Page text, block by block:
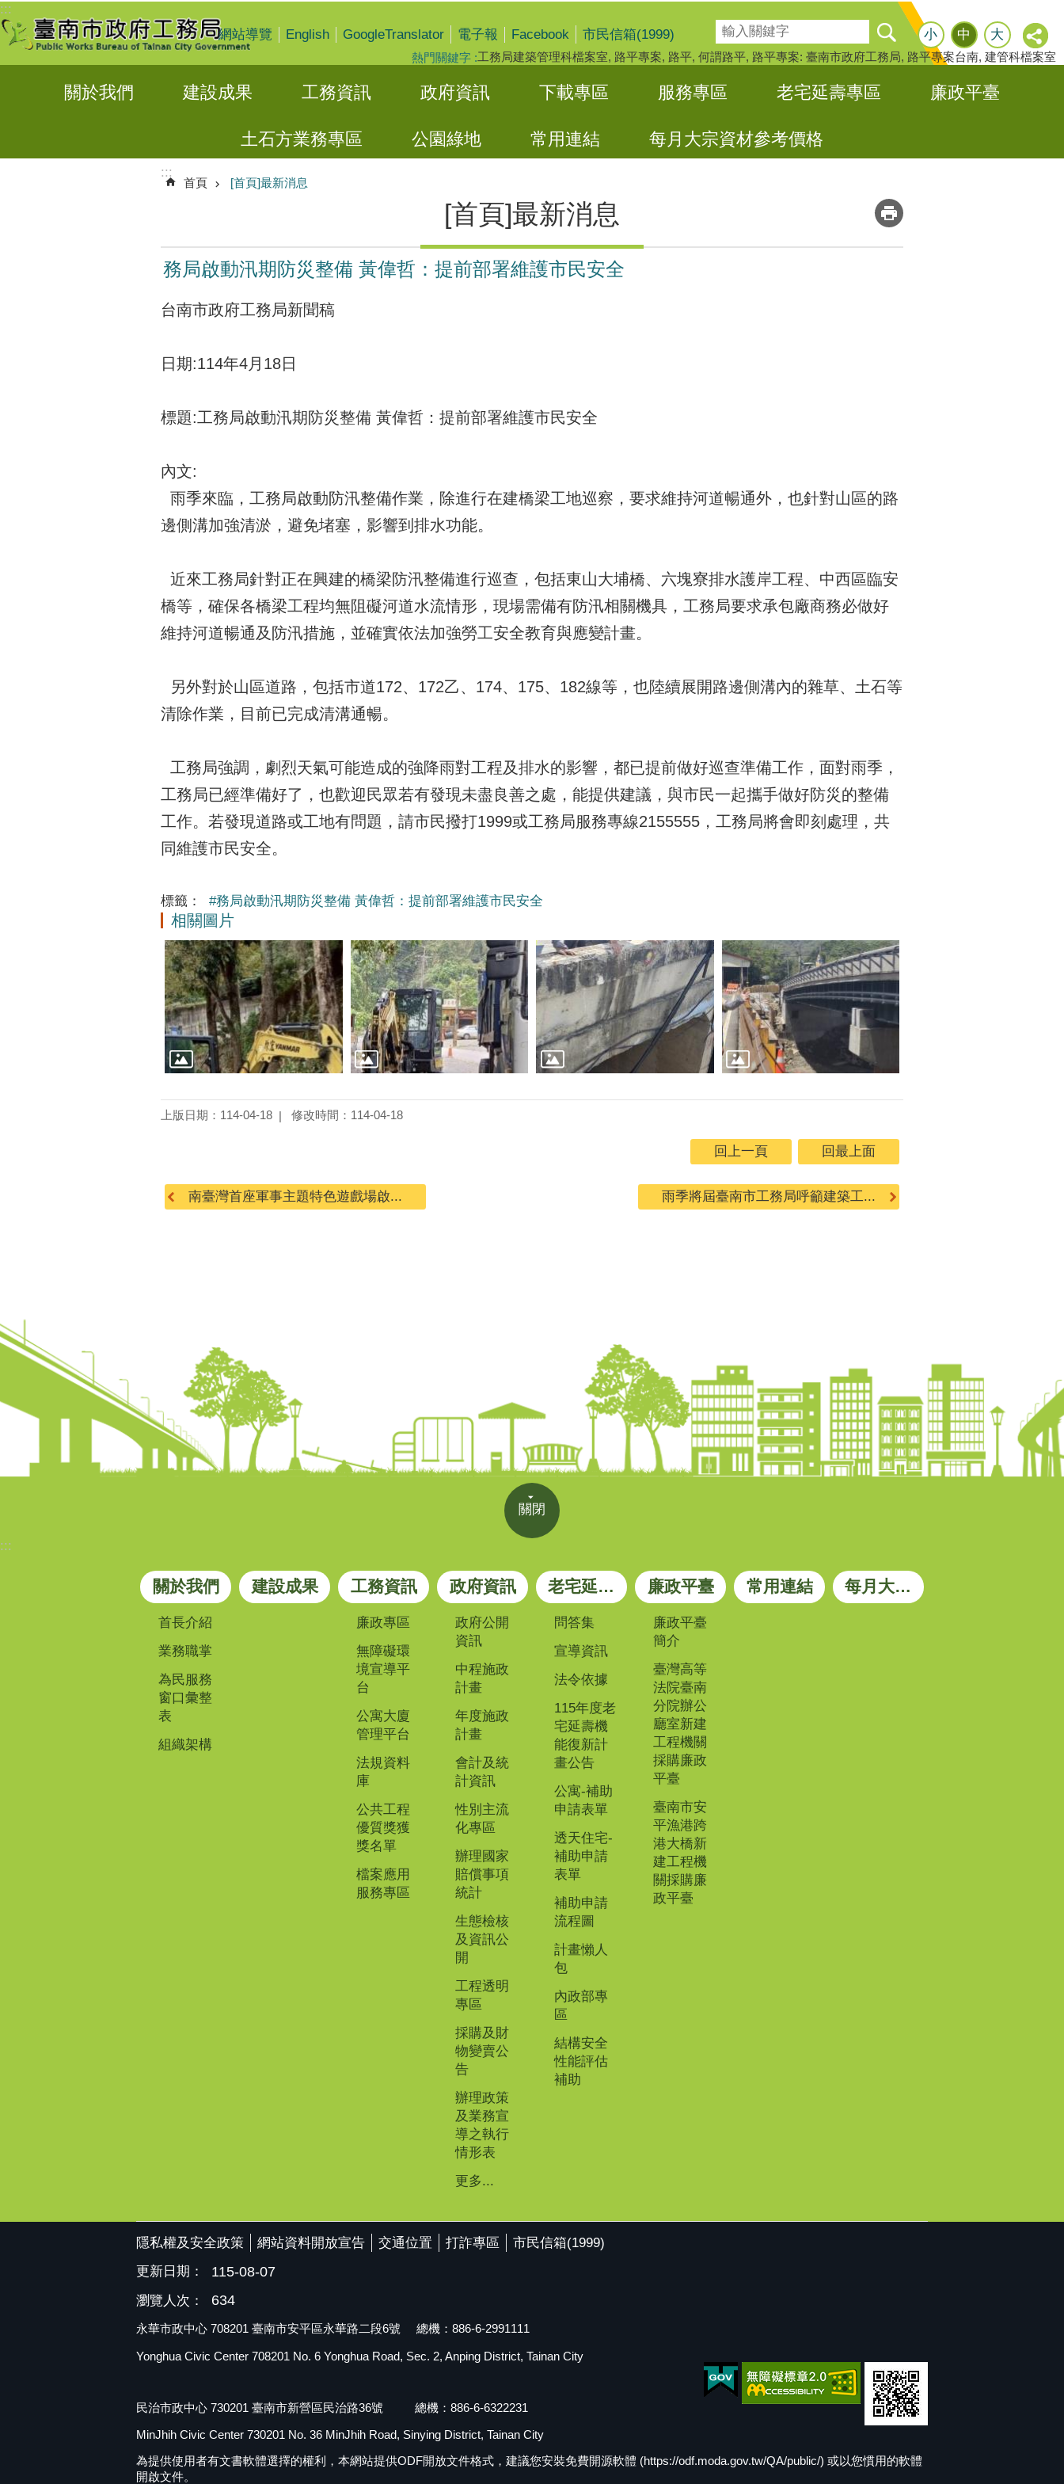
跳到主要內容區塊
:::
網站導覽
English GoogleTranslator 電子報 Facebook 市民信箱(1999)
搜尋
小 中 大
熱門關鍵字 工務局建築管理科檔案室 路平專案 路平 何謂路平 路平專案: 臺南市政府工務局 路平專案台南 建管科檔案室
關於我們 建設成果 工務資訊 政府資訊 下載專區 服務專區 老宅延壽專區 廉政平臺
土石方業務專區 公園綠地 常用連結 每月大宗資材參考價格
:::
首頁 [首頁]最新消息
[首頁]最新消息 _
務局啟動汛期防災整備 黃偉哲：提前部署維護市民安全
台南市政府工務局新聞稿
日期:114年4月18日
標題:工務局啟動汛期防災整備 黃偉哲：提前部署維護市民安全
內文:
雨季來臨，工務局啟動防汛整備作業，除進行在建橋梁工地巡察，要求維持河道暢通外，也針對山區的路
邊側溝加強清淤，避免堵塞，影響到排水功能。
近來工務局針對正在興建的橋梁防汛整備進行巡查，包括東山大埔橋、六塊寮排水護岸工程、中西區臨安
橋等，確保各橋梁工程均無阻礙河道水流情形，現場需備有防汛相關機具，工務局要求承包廠商務必做好
維持河道暢通及防汛措施，並確實依法加強勞工安全教育與應變計畫。
另外對於山區道路，包括市道172、172乙、174、175、182線等，也陸續展開路邊側溝內的雜草、土石等
清除作業，目前已完成清溝通暢。
工務局強調，劇烈天氣可能造成的強降雨對工程及排水的影響，都已提前做好巡查準備工作，面對雨季，
工務局已經準備好了，也歡迎民眾若有發現未盡良善之處，能提供建議，與市民一起攜手做好防災的整備
工作。若發現道路或工地有問題，請市民撥打1999或工務局服務專線2155555，工務局將會即刻處理，共
同維護市民安全。
標籤： #務局啟動汛期防災整備 黃偉哲：提前部署維護市民安全
相關圖片
上版日期：114-04-18 修改時間：114-04-18
回上一頁 回最上面
南臺灣首座軍事主題特色遊戲場啟... 雨季將屆臺南市工務局呼籲建築工...
關閉
:::
關於我們
首長介紹
業務職掌
為民服務
窗口彙整
表
組織架構
建設成果 工務資訊
廉政專區
無障礙環
境宣導平
台
公寓大廈
管理平台
法規資料
庫
公共工程
優質獎獲
獎名單
檔案應用
服務專區
政府資訊
政府公開
資訊
中程施政
計畫
年度施政
計畫
會計及統
計資訊
性別主流
化專區
辦理國家
賠償事項
統計
生態檢核
及資訊公
開
工程透明
專區
採購及財
物變賣公
告
辦理政策
及業務宣
導之執行
情形表
更多...
老宅延壽專區
問答集
宣導資訊
法令依據
115年度老
宅延壽機
能復新計
畫公告
公寓-補助
申請表單
透天住宅-
補助申請
表單
補助申請
流程圖
計畫懶人
包
內政部專
區
結構安全
性能評估
補助
廉政平臺
廉政平臺
簡介
臺灣高等
法院臺南
分院辦公
廳室新建
工程機關
採購廉政
平臺
臺南市安
平漁港跨
港大橋新
建工程機
關採購廉
政平臺
常用連結 每月大宗資材參考價格
隱私權及安全政策 網站資料開放宣告 交通位置 打詐專區
市民信箱(1999)
更新日期：
115-08-07
瀏覽人次： 634
永華市政中心 708201 臺南市安平區永華路二段6號 總機：886-6-2991111
Yonghua Civic Center 708201 No. 6 Yonghua Road, Sec. 2, Anping District, Tainan City
民治市政中心 730201 臺南市新營區民治路36號 總機：886-6-6322231
MinJhih Civic Center 730201 No. 36 MinJhih Road, Sinying District, Tainan City
為提供使用者有文書軟體選擇的權利，本網站提供ODF開放文件格式，建議您安裝免費開源軟體 (https://odf.moda.gov.tw/QA/public/) 或以您慣用的軟體
開啟文件。